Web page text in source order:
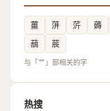
薑 蓱 䓅 薅
䕵
莀
与「艹」部相关的字
热搜